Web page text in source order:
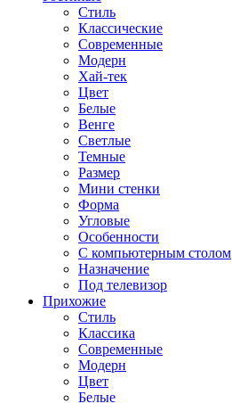
Стиль
Классические
Современные
Модерн
Хай-тек
Цвет
Белые
Венге
Светлые
Темные
Размер
Мини стенки
Форма
Угловые
Особенности
С компьютерным столом
Назначение
Под телевизор
Прихожие
Стиль
Классика
Современные
Модерн
Цвет
Белые